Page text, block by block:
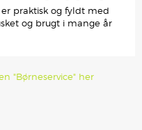
praktisk og fyldt med
og brugt i mange år
"Børneservice" her